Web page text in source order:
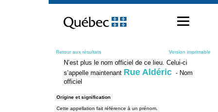
contenu
Retour aux résultats Version imprimable
N’est plus le nom officiel de ce lieu. Celui-ci
s’appelle maintenant Rue Aldéric - Nom
officiel
Origine et signification
Cette appellation fait référence à un prénom.